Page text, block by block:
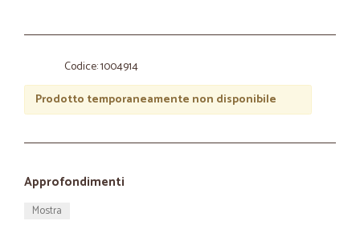
Codice: 1004914
Prodotto temporaneamente non disponibile
Approfondimenti
Mostra